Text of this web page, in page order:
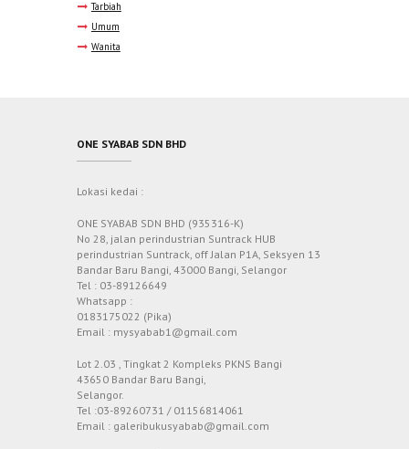
Tarbiah
Umum
Wanita
ONE SYABAB SDN BHD
Lokasi kedai :
ONE SYABAB SDN BHD (935316-K)
No 28, jalan perindustrian Suntrack HUB
perindustrian Suntrack, off Jalan P1A, Seksyen 13
Bandar Baru Bangi, 43000 Bangi, Selangor
Tel : 03-89126649
Whatsapp :
0183175022 (Pika)
Email : mysyabab1@gmail.com
Lot 2.03 , Tingkat 2 Kompleks PKNS Bangi
43650 Bandar Baru Bangi,
Selangor.
Tel :03-89260731 / 01156814061
Email : galeribukusyabab@gmail.com